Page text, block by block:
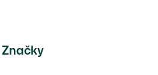
Značky